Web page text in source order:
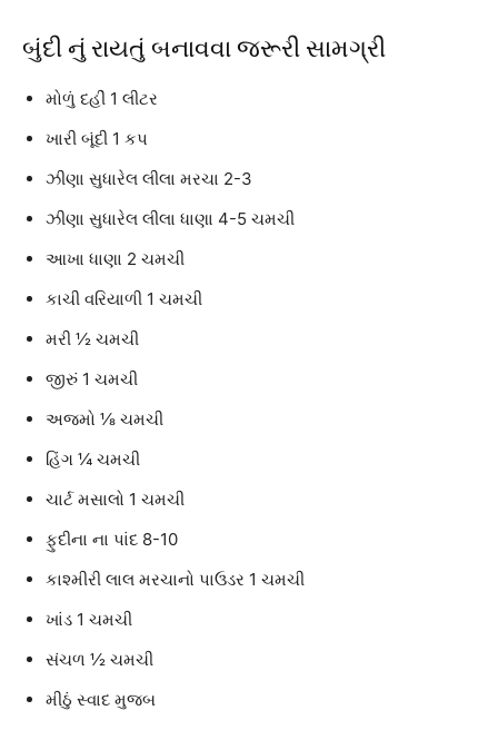
બુંદી નું રાયતું બનાવવા જરૂરી સામગ્રી
મોળું દહીં 1 લીટર
ખારી બૂંદી 1 કપ
ઝીણા સુધારેલ લીલા મરચા 2-3
ઝીણા સુધારેલ લીલા ધાણા 4-5 ચમચી
આખા ધાણા 2 ચમચી
કાચી વરિયાળી 1 ચમચી
મરી ½ ચમચી
જીરું 1 ચમચી
અજમો ⅛ ચમચી
હિંગ ¼ ચમચી
ચાર્ટ મસાલો 1 ચમચી
ફુદીના ના પાંદ 8-10
કાશ્મીરી લાલ મરચાનો પાઉડર 1 ચમચી
ખાંડ 1 ચમચી
સંચળ ½ ચમચી
મીઠું સ્વાદ મુજબ